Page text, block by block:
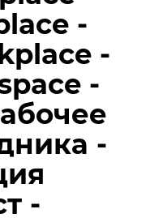
-
-
-
-
-